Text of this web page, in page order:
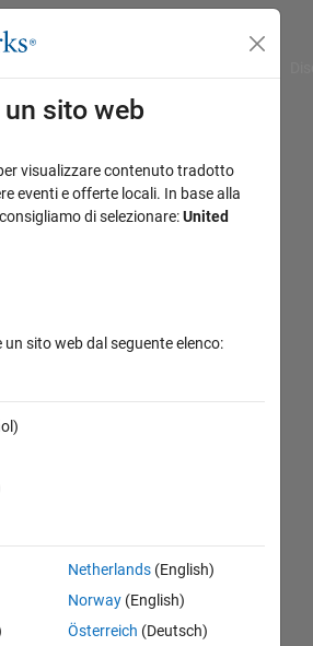
sito web
visualizzare contenuto tradotto
eventi e offerte locali. In base alla
di selezionare:United
un sito web dal seguente elenco:
Netherlands(English)
Norway(English)
Österreich (Deutsch)